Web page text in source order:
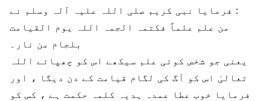
فرمایا نبی کریم صلی اللہ علیہ آلہ وسلم نے :
من علم علماً فکتمہ الجمہ اللہ یوم القیامت
بلجام من نار۔
یعنی جو شخص کوئی علم سیکھے اس کو چھپائے اللہ
تعالیٰ اس کو آگ کی لگام قیامت کے دن دیگا ، اور
فرمایا خوب عطا عمدہ ہدیہ کلمہ حکمت ہے ، کس کو